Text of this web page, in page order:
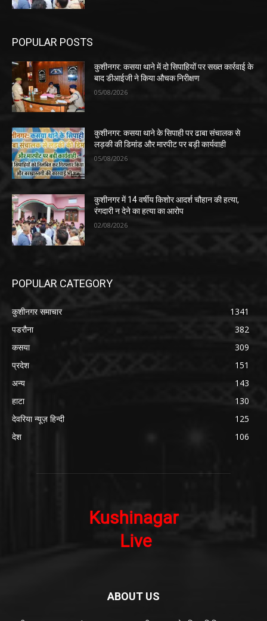
POPULAR POSTS
कुशीनगर: कसया थाने में दो सिपाहियों पर सख्त कार्रवाई के
बाद डीआईजी ने किया औचक निरीक्षण
05/08/2026
कुशीनगर: कसया थाने के सिपाही पर ढाबा संचालक से
लड़की की डिमांड और मारपीट पर बड़ी कार्यवाही
05/08/2026
कुशीनगर में 14 वर्षीय किशोर आदर्श चौहान की हत्या,
रंगदारी न देने का हत्या का आरोप
02/08/2026
POPULAR CATEGORY
कुशीनगर समाचार
1341
पडरौना
382
कसया
309
प्रदेश
151
अन्य
143
हाटा
130
देवरिया न्यूज़ हिन्दी
125
देश
106
ABOUT US